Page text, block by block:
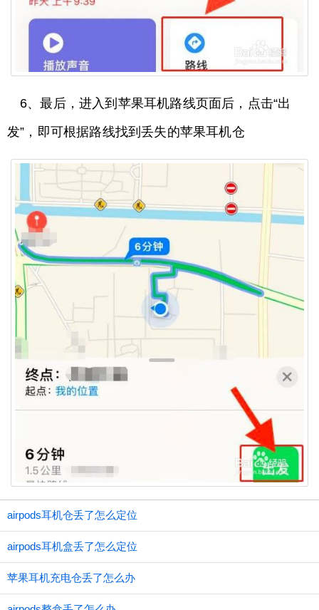
6、最后，进入到苹果耳机路线页面后，点击“出
发”，即可根据路线找到丢失的苹果耳机仓
airpods耳机仓丢了怎么定位
airpods耳机盒丢了怎么定位
苹果耳机充电仓丢了怎么办